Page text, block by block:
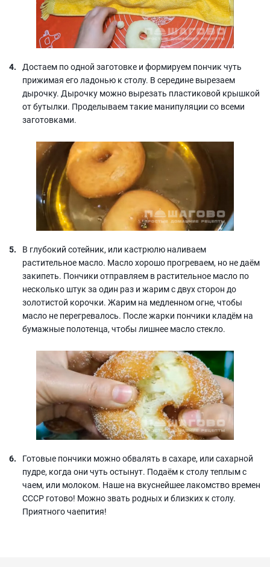
Достаем по одной заготовке и формируем пончик чуть
прижимая его ладонью к столу. В середине вырезаем
дырочку. Дырочку можно вырезать пластиковой крышкой
от бутылки. Проделываем такие манипуляции со всеми
заготовками.
В глубокий сотейник, или кастрюлю наливаем
растительное масло. Масло хорошо прогреваем, но не даём
закипеть. Пончики отправляем в растительное масло по
несколько штук за один раз и жарим с двух сторон до
золотистой корочки. Жарим на медленном огне, чтобы
масло не перегревалось. После жарки пончики кладём на
бумажные полотенца, чтобы лишнее масло стекло.
Готовые пончики можно обвалять в сахаре, или сахарной
пудре, когда они чуть остынут. Подаём к столу теплым с
чаем, или молоком. Наше на вкуснейшее лакомство времен
СССР готово! Можно звать родных и близких к столу.
Приятного чаепития!